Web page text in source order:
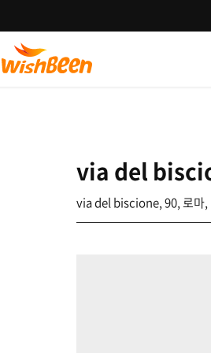
via del
via del biscione, 90, 로마